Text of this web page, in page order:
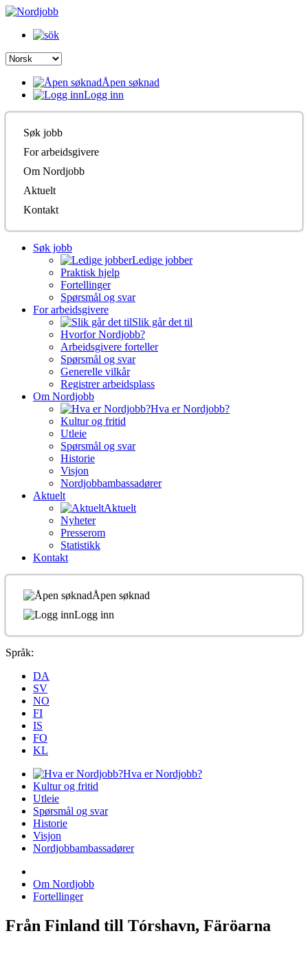
Åpen søknad
Logg inn
Søk jobb
For arbeidsgivere
Om Nordjobb
Aktuelt
Kontakt
Søk jobb
Ledige jobber
Praktisk hjelp
Fortellinger
Spørsmål og svar
For arbeidsgivere
Slik går det til
Hvorfor Nordjobb?
Arbeidsgivere forteller
Spørsmål og svar
Generelle vilkår
Registrer arbeidsplass
Om Nordjobb
Hva er Nordjobb?
Kultur og fritid
Utleie
Spørsmål og svar
Historie
Visjon
Nordjobbambassadører
Aktuelt
Aktuelt
Nyheter
Presserom
Statistikk
Kontakt
Åpen søknad
Logg inn
Språk:
DA
SV
NO
FI
IS
FO
KL
Hva er Nordjobb?
Kultur og fritid
Utleie
Spørsmål og svar
Historie
Visjon
Nordjobbambassadører
Om Nordjobb
Fortellinger
Från Finland till Tórshavn, Färöarna